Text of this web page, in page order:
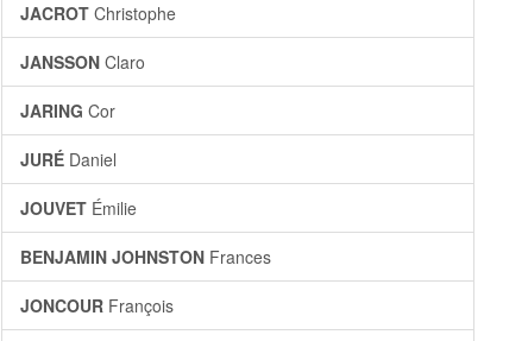
JACROT Christophe
JANSSON Claro
JARING Cor
JURÉ Daniel
JOUVET Émilie
BENJAMIN JOHNSTON Frances
JONCOUR François